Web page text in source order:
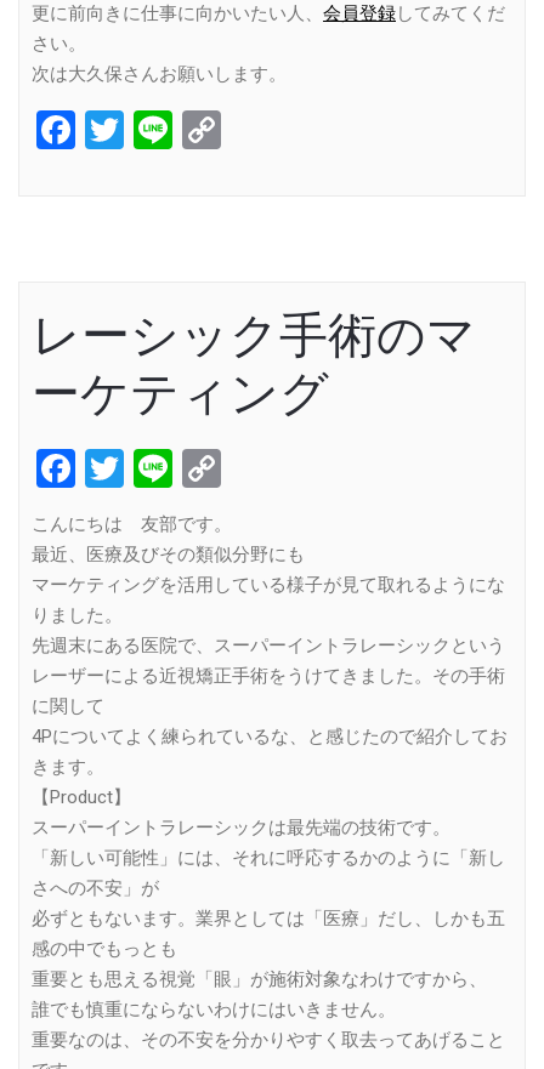
更に前向きに仕事に向かいたい人、 会員登録してみてくだ
さい。
次は大久保さんお願いします。
Facebook
Twitter
Line
レーシック手術のマ
ーケティング
Facebook
Twitter
Line
こんにちは 友部です。
最近、医療及びその類似分野にも
マーケティングを活用している様子が見て取れるようにな
りました。
先週末にある医院で、スーパーイントラレーシックという
レーザーによる近視矯正手術をうけてきました。その手術
に関して
4Pについてよく練られているな、と感じたので紹介してお
きます。
【Product】
スーパーイントラレーシックは最先端の技術です。
「新しい可能性」には、それに呼応するかのように「新し
さへの不安」が
必ずともないます。業界としては「医療」だし、しかも五
感の中でもっとも
重要とも思える視覚「眼」が施術対象なわけですから、
誰でも慎重にならないわけにはいきません。
重要なのは、その不安を分かりやすく取去ってあげること